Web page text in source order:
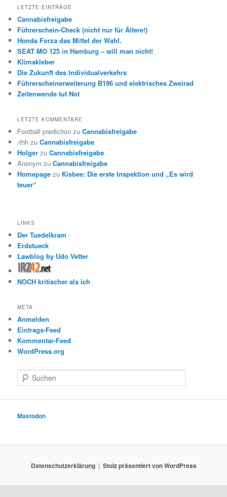
LETZTE EINTRÄGE
Cannabisfreigabe
Führerschein-Check (nicht nur für Ältere!)
Honda Forza das Mittel der Wahl.
SEAT MO 125 in Hamburg – will man nicht!
Klimakleber
Die Zukunft des Individualverkehrs
Führerscheinerweiterung B196 und elektrisches Zweirad
Zeitenwende tut Not
LETZTE KOMMENTARE
Football prediction zuCannabisfreigabe
-thh zuCannabisfreigabe
Holger zuCannabisfreigabe
Anonym zuCannabisfreigabe
Homepage zu Kisbee: Die erste Inspektion und „Es wird
teuer“
LINKS
Der Tuedelkram
Erdstueck
Lawblog by Udo Vetter
NOCH kritischer als ich
META
Anmelden
Eintrags-Feed
Kommentar-Feed
WordPress.org
u
e
Mastodon
Datenschutzerklärung Stolz präsentiert von WordPress